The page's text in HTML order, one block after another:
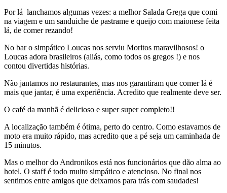
Por lá lanchamos algumas vezes: a melhor Salada Grega que comi
na viagem e um sanduiche de pastrame e queijo com maionese feita
lá, de comer rezando!
No bar o simpático Loucas nos serviu Moritos maravilhosos! o
Loucas adora brasileiros (aliás, como todos os gregos !) e nos
contou divertidas histórias.
Não jantamos no restaurantes, mas nos garantiram que comer lá é
mais que jantar, é uma experiência. Acredito que realmente deve ser.
O café da manhã é delicioso e super super completo!!
A localização também é ótima, perto do centro. Como estavamos de
moto era muito rápido, mas acredito que a pé seja um caminhada de
15 minutos.
Mas o melhor do Andronikos está nos funcionários que dão alma ao
hotel. O staff é todo muito simpático e atencioso. No final nos
sentimos entre amigos que deixamos para trás com saudades!